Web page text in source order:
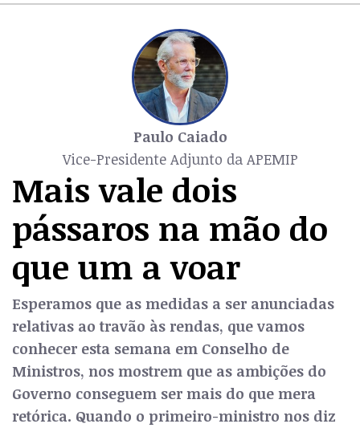
Paulo Caiado
Vice-Presidente Adjunto da APEMIP
Mais vale dois
pássaros na mão do
que um a voar
Esperamos que as medidas a ser anunciadas
relativas ao travão às rendas, que vamos
conhecer esta semana em Conselho de
Ministros, nos mostrem que as ambições do
Governo conseguem ser mais do que mera
retórica. Quando o primeiro-ministro nos diz